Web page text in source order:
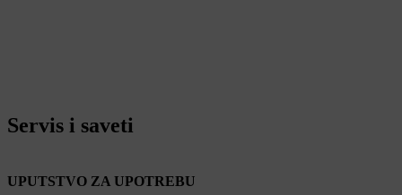
Servis i saveti
UPUTSTVO ZA UPOTREBU